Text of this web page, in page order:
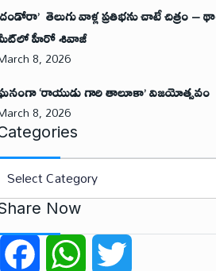
తెలుగు వాళ్ల ప్రతిభను చాటే చిత్రం –
హీరో శివాజీ
8, 2026
‘రాయుడు గారి తాలూకా’ విజయోత్సవం
8, 2026
Now